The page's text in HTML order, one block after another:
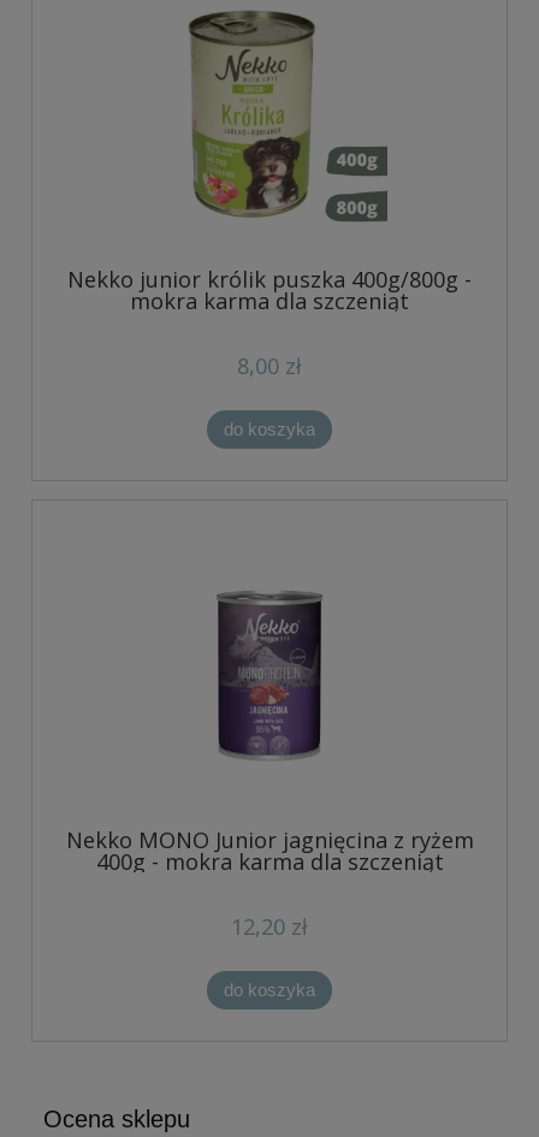
Nekko junior królik puszka 400g/800g -
mokra karma dla szczeniąt
8,00 zł
do koszyka
Nekko MONO Junior jagnięcina z ryżem
400g - mokra karma dla szczeniąt
12,20 zł
do koszyka
Ocena sklepu